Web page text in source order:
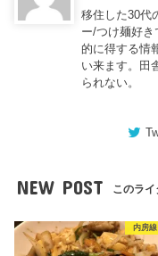
移住した30代
ー/つけ麺好
的に得する情
い来ます。田
られない。
NEW POST このラ
内房